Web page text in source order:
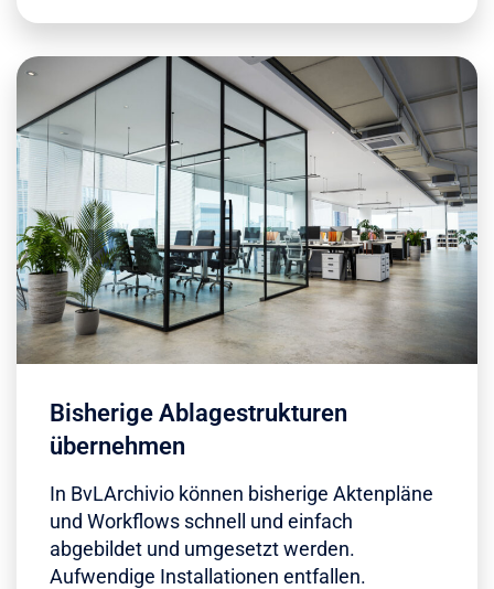
Bisherige Ablagestrukturen
übernehmen
In BvLArchivio können bisherige Aktenpläne
und Workflows schnell und einfach
abgebildet und umgesetzt werden.
Aufwendige Installationen entfallen.